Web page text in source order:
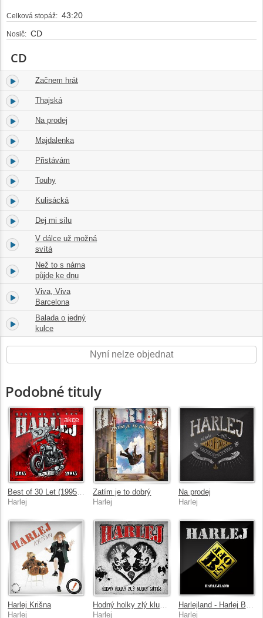
Celková stopáž: 43:20
Nosič: CD
CD
1. Začnem hrát
2. Thajská
3. Na prodej
4. Majdalenka
5. Přistávám
6. Touhy
7. Kulisácká
8. Dej mi sílu
9.
V dálce už možná
svítá
10.
Než to s náma
půjde ke dnu
11.
Viva, Viva
Barcelona
12.
Balada o jedný
kulce
Nyní nelze objednat
Podobné tituly
akce
Harlej
Zatím je to dobrý
Harlej
Na prodej
Harlej
Harlej Krišna
Harlej
Hodný holky zlý kluky chtěj
Harlej
Harlejland - Harlej Best Of
Harlej